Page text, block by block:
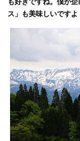
も好きですね。僕が
ス」も美味しいですよ